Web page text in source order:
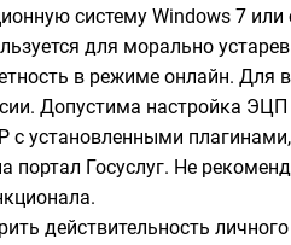
систему Windows 7
для морально
в режиме онлайн. Для
Допустима настройка
с установленными
портал Госуслуг. Не
действительность